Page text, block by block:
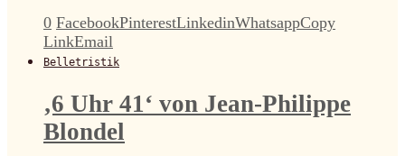
0 FacebookPinterestLinkedinWhatsappCopy
LinkEmail
Belletristik
‚6 Uhr 41‘ von Jean-Philippe
Blondel